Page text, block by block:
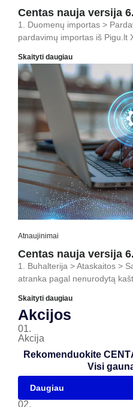
Centas nauja versija
1. Duomenų importas >
pardavimų importas iš Pigu.lt
Skaityti daugiau
Atnaujinimai
Centas nauja versija
1. Buhalterija > Ataskaitos >
atranka pagal nenurodytą
Skaityti daugiau
Akcijos
01.
Akcija
Rekomenduokite
Visi
Daugiau
02.